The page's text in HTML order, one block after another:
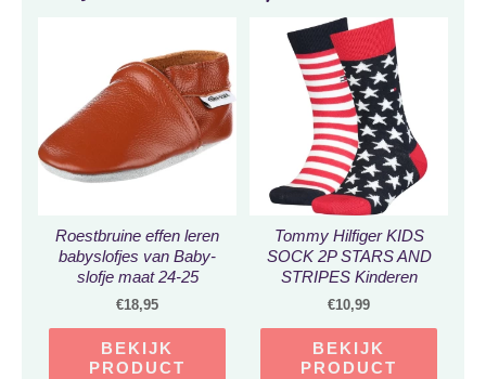
Roestbruine effen leren
babyslofjes van Baby-
slofje maat 24-25
€18,95
BEKIJK
PRODUCT
Tommy Hilfiger KIDS
SOCK 2P STARS AND
STRIPES Kinderen
Sokken Maat 23-26
€10,99
BEKIJK
PRODUCT